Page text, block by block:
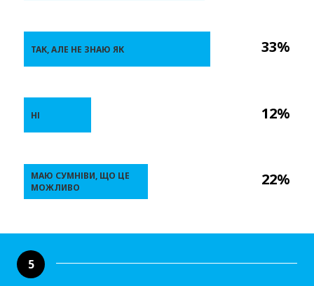
33%
12%
22%
ТАК, АЛЕ НЕ ЗНАЮ ЯК
НІ
МАЮ СУМНІВИ, ЩО ЦЕ
МОЖЛИВО
5